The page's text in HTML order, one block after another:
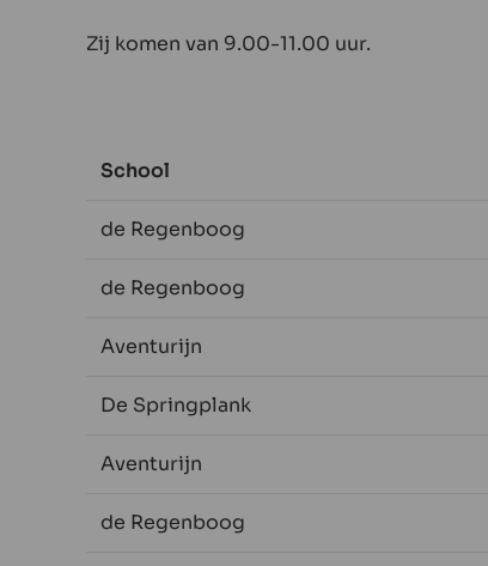
Zij komen van 9.00-11.00 uur.
School
de Regenboog
de Regenboog
Aventurijn
De Springplank
Aventurijn
de Regenboog